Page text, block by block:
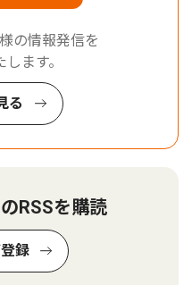
の情報発信を
ます。
る
RSSを購読
録